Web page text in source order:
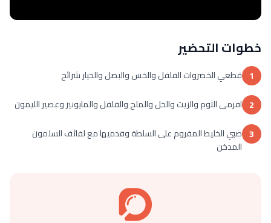
خطوات التحضير
1 قطعي الخضروات الفلفل والخس والبصل والخيار شرائح
2 افرمى الثوم والزيت والخل والملح والفلفل والمايونيز وعصير الليمون
3 صبي الخليط المفروم على السلطة وقدميها مع لفائف السلمون
المدخن